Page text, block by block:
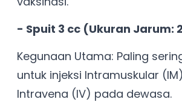
- Spuit 3 cc (Ukuran Jarum:
Kegunaan Utama: Paling
untuk injeksi Intramuskular
Intravena (IV) pada dewasa.